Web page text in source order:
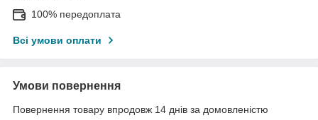
100% передоплата
Всі умови оплати
Умови повернення
Повернення товару впродовж 14 днів за домовленістю